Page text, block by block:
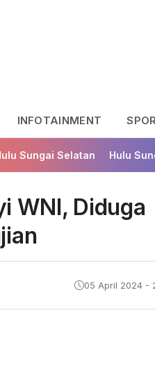
INFOTAINMENT
Sungai Selatan Hulu
WNI, Diduga
05 April 2024 -